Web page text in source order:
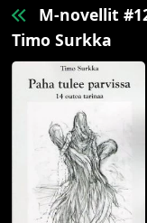
M-novellit
Timo Surkka